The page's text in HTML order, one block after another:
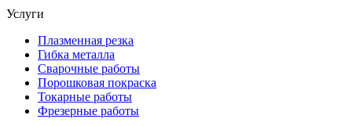
Услуги
Плазменная резка
Гибка металла
Сварочные работы
Порошковая покраска
Токарные работы
Фрезерные работы